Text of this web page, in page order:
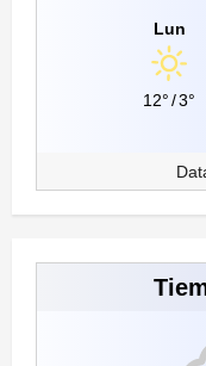
Lun
12°/3°